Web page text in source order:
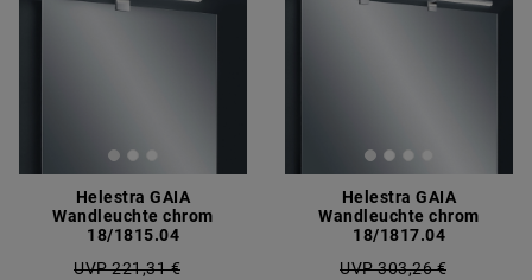
Helestra GAIA
Wandleuchte chrom
18/1815.04
UVP 221,31 €
Helestra GAIA
Wandleuchte chrom
18/1817.04
UVP 303,26 €